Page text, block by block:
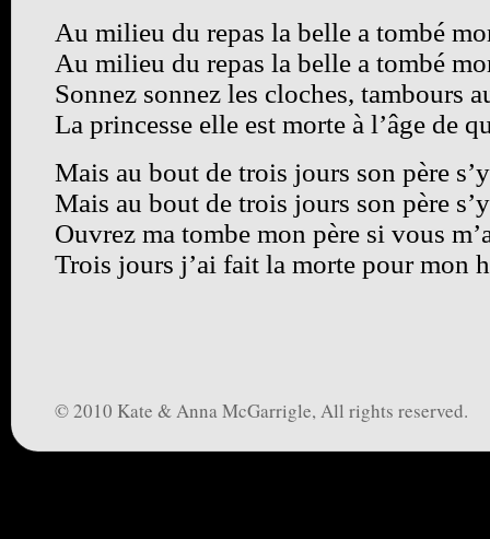
Au milieu du repas la belle a tombé
Au milieu du repas la belle a tombé
Sonnez sonnez les cloches, tambours
La princesse elle est morte à l’âge de
Mais au bout de trois jours son père
Mais au bout de trois jours son père
Ouvrez ma tombe mon père si vous
Trois jours j’ai fait la morte pour mon
© 2010 Kate & Anna McGarrigle, All rights reserved.